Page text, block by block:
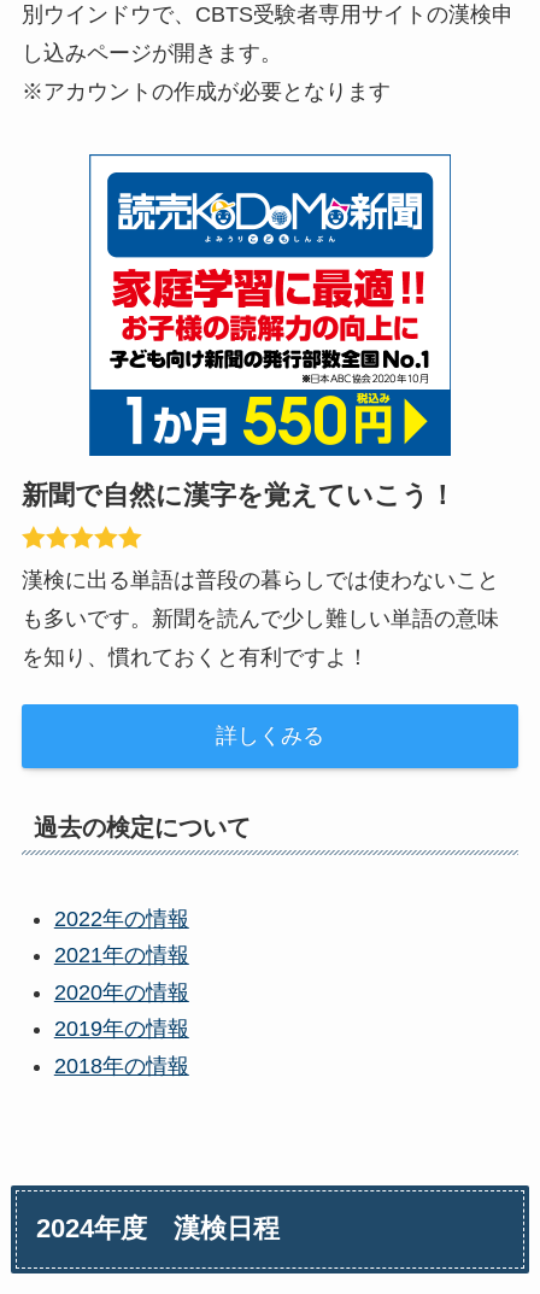
別ウインドウで、CBTS受験者専用サイトの漢検申
し込みページが開きます。
※アカウントの作成が必要となります
新聞で自然に漢字を覚えていこう！
漢検に出る単語は普段の暮らしでは使わないこと
も多いです。新聞を読んで少し難しい単語の意味
を知り、慣れておくと有利ですよ！
詳しくみる
過去の検定について
2022年の情報
2021年の情報
2020年の情報
2019年の情報
2018年の情報
2024年度 漢検日程